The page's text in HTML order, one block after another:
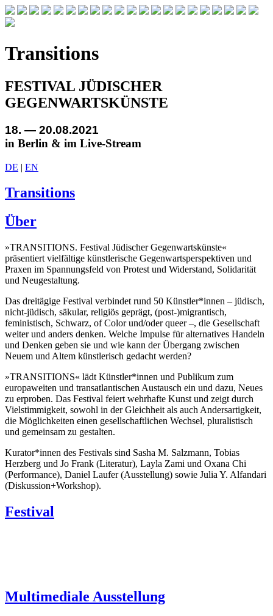
Transitions
FESTIVAL JÜDISCHER
GEGENWARTSKÜNSTE
18. — 20.08.2021
in Berlin & im Live-Stream
DE | EN
Transitions
Über
»TRANSITIONS. Festival Jüdischer Gegenwartskünste«
präsentiert vielfältige künstlerische Gegenwartsperspektiven und
Praxen im Spannungsfeld von Protest und Widerstand, Solidarität
und Neugestaltung.
Das dreitägige Festival verbindet rund 50 Künstler*innen – jüdisch,
nicht-jüdisch, säkular, religiös geprägt, (post-)migrantisch,
feministisch, Schwarz, of Color und/oder queer –, die Gesellschaft
weiter und anders denken. Welche Impulse für alternatives Handeln
und Denken geben sie und wie kann der Übergang zwischen
Neuem und Altem künstlerisch gedacht werden?
»TRANSITIONS« lädt Künstler*innen und Publikum zum
europaweiten und transatlantischen Austausch ein und dazu, Neues
zu erproben. Das Festival feiert wehrhafte Kunst und zeigt durch
Vielstimmigkeit, sowohl in der Gleichheit als auch Andersartigkeit,
die Möglichkeiten einen gesellschaftlichen Wechsel, pluralistisch
und gemeinsam zu gestalten.
Kurator*innen des Festivals sind Sasha M. Salzmann, Tobias
Herzberg und Jo Frank (Literatur), Layla Zami und Oxana Chi
(Performance), Daniel Laufer (Ausstellung) sowie Julia Y. Alfandari
(Diskussion+Workshop).
Festival
Multimediale Ausstellung